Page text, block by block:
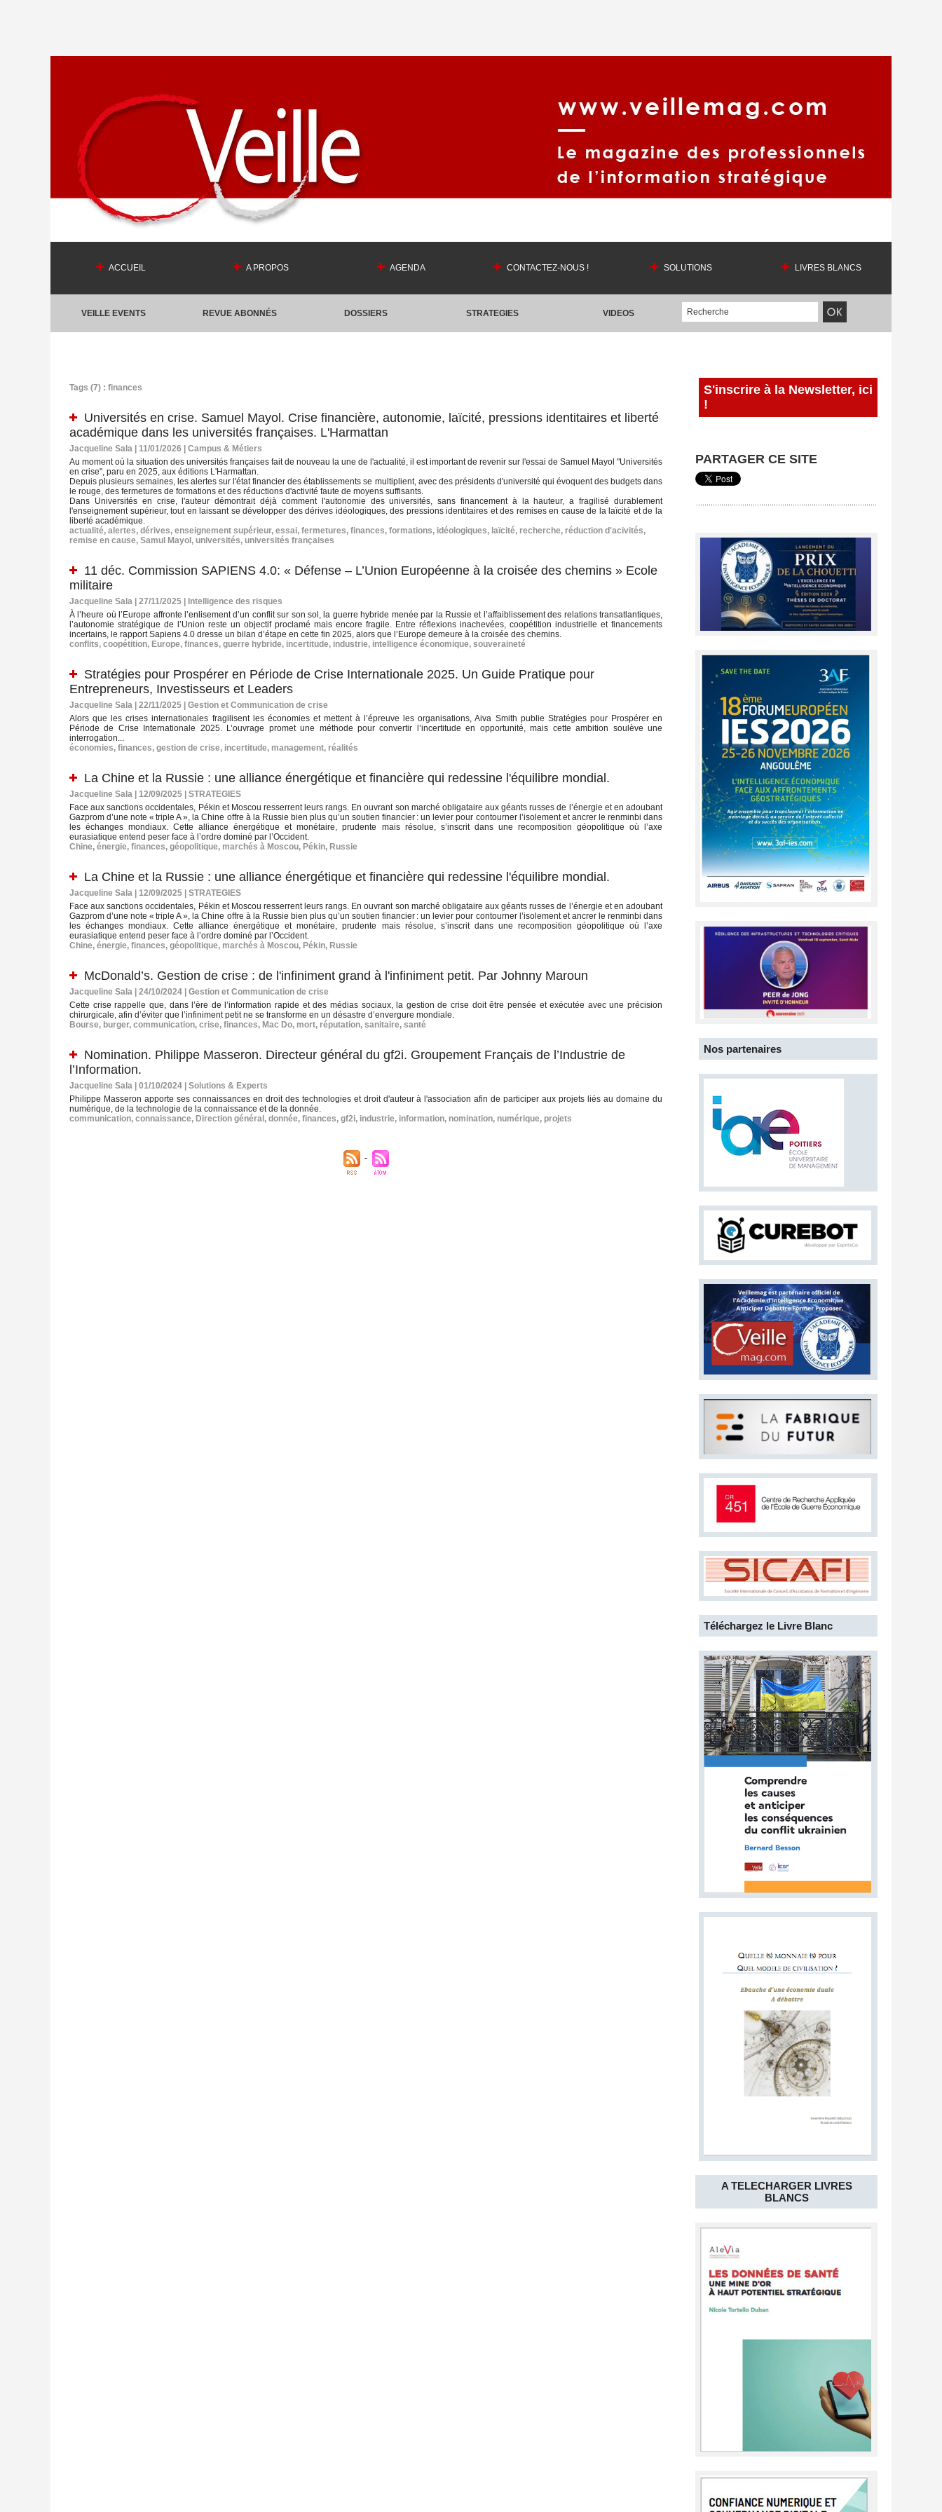
ACCUEIL A PROPOS AGENDA CONTACTEZ-NOUS ! SOLUTIONS LIVRES BLANCS
VEILLE EVENTS REVUE ABONNÉS DOSSIERS STRATEGIES VIDEOS
Tags (7) : finances
Universités en crise. Samuel Mayol. Crise financière, autonomie, laïcité, pressions identitaires et liberté
académique dans les universités françaises. L'Harmattan
Jacqueline Sala | 11/01/2026
Campus & Métiers
Au moment où la situation des universités françaises fait de nouveau la une de l'actualité, il est important de revenir sur l'essai de Samuel Mayol "Universités
en crise", paru en 2025, aux éditions L'Harmattan.
Depuis plusieurs semaines, les alertes sur l'état financier des établissements se multiplient, avec des présidents d'université qui évoquent des budgets dans
le rouge, des fermetures de formations et des réductions d'activité faute de moyens suffisants.
Dans Universités en crise, l'auteur démontrait déjà comment l'autonomie des universités, sans financement à la hauteur, a fragilisé durablement
l'enseignement supérieur, tout en laissant se développer des dérives idéologiques, des pressions identitaires et des remises en cause de la laïcité et de la
liberté académique.
actualité, alertes, dérives, enseignement supérieur, essai, fermetures, finances, formations, idéologiques, laïcité, recherche, réduction d'acivités,
remise en cause, Samul Mayol , universités, universités françaises
11 déc. Commission SAPIENS 4.0: « Défense – L’Union Européenne à la croisée des chemins » Ecole
militaire
Jacqueline Sala | 27/11/2025
Intelligence des risques
À l’heure où l’Europe affronte l’enlisement d’un conflit sur son sol, la guerre hybride menée par la Russie et l’affaiblissement des relations transatlantiques,
l’autonomie stratégique de l’Union reste un objectif proclamé mais encore fragile. Entre réflexions inachevées, coopétition industrielle et financements
incertains, le rapport Sapiens 4.0 dresse un bilan d’étape en cette fin 2025, alors que l’Europe demeure à la croisée des chemins.
conflits, coopétition, Europe, finances, guerre hybride, incertitude, industrie, intelligence économique, souveraineté
Stratégies pour Prospérer en Période de Crise Internationale 2025. Un Guide Pratique pour
Entrepreneurs, Investisseurs et Leaders
Jacqueline Sala | 22/11/2025
Gestion et Communication de crise
Alors que les crises internationales fragilisent les économies et mettent à l’épreuve les organisations, Aiva Smith publie Stratégies pour Prospérer en
Période de Crise Internationale 2025. L’ouvrage promet une méthode pour convertir l’incertitude en opportunité, mais cette ambition soulève une
interrogation...
économies, finances, gestion de crise, incertitude, management, réalités
La Chine et la Russie : une alliance énergétique et financière qui redessine l'équilibre mondial.
Jacqueline Sala | 12/09/2025
STRATEGIES
Face aux sanctions occidentales, Pékin et Moscou resserrent leurs rangs. En ouvrant son marché obligataire aux géants russes de l’énergie et en adoubant
Gazprom d’une note « triple A », la Chine offre à la Russie bien plus qu’un soutien financier : un levier pour contourner l’isolement et ancrer le renminbi dans
les échanges mondiaux. Cette alliance énergétique et monétaire, prudente mais résolue, s’inscrit dans une recomposition géopolitique où l’axe
eurasiatique entend peser face à l’ordre dominé par l’Occident.
Chine, énergie, finances, géopolitique, marchés à Moscou, Pékin, Russie
La Chine et la Russie : une alliance énergétique et financière qui redessine l'équilibre mondial.
Jacqueline Sala | 12/09/2025
STRATEGIES
Face aux sanctions occidentales, Pékin et Moscou resserrent leurs rangs. En ouvrant son marché obligataire aux géants russes de l’énergie et en adoubant
Gazprom d’une note « triple A », la Chine offre à la Russie bien plus qu’un soutien financier : un levier pour contourner l’isolement et ancrer le renminbi dans
les échanges mondiaux. Cette alliance énergétique et monétaire, prudente mais résolue, s’inscrit dans une recomposition géopolitique où l’axe
eurasiatique entend peser face à l’ordre dominé par l’Occident.
Chine, énergie, finances, géopolitique, marchés à Moscou, Pékin, Russie
McDonald’s. Gestion de crise : de l'infiniment grand à l'infiniment petit. Par Johnny Maroun
Jacqueline Sala | 24/10/2024
Gestion et Communication de crise
Cette crise rappelle que, dans l’ère de l’information rapide et des médias sociaux, la gestion de crise doit être pensée et exécutée avec une précision
chirurgicale, afin d’éviter que l’infiniment petit ne se transforme en un désastre d’envergure mondiale.
Bourse, burger, communication, crise, finances, Mac Do, mort, réputation, sanitaire, santé
Nomination. Philippe Masseron. Directeur général du gf2i. Groupement Français de l’Industrie de
l’Information.
Jacqueline Sala | 01/10/2024
Solutions & Experts
Philippe Masseron apporte ses connaissances en droit des technologies et droit d'auteur à l'association afin de participer aux projets liés au domaine du
numérique, de la technologie de la connaissance et de la donnée.
communication, connaissance, Direction général , donnée, finances, gf2i, industrie, information, nomination, numérique, projets
S'inscrire à la Newsletter, ici
!
PARTAGER CE SITE
Nos partenaires
Téléchargez le Livre Blanc
A TELECHARGER LIVRES
BLANCS